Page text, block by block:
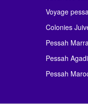
Voyage
Colonies
Pessah
Pessah
Pessah